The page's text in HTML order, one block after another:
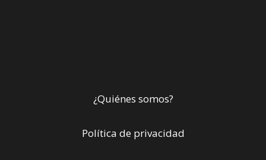
¿Quiénes somos?
Política de privacidad